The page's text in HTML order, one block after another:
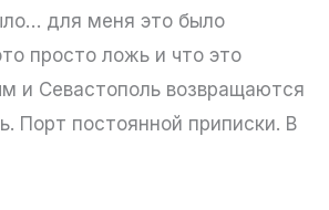
для меня это было
просто ложь и что это
и Севастополь возвращаются
Порт постоянной приписки. В